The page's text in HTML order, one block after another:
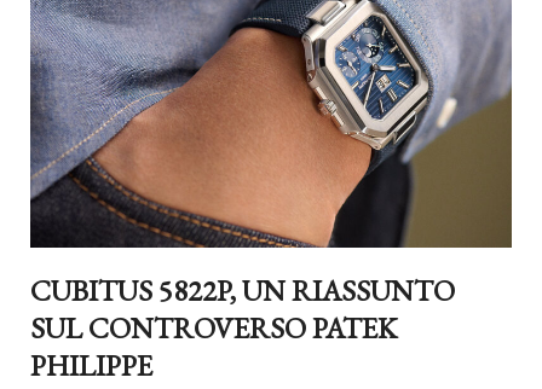
CUBITUS 5822P, UN RIASSUNTO
SUL CONTROVERSO PATEK
PHILIPPE